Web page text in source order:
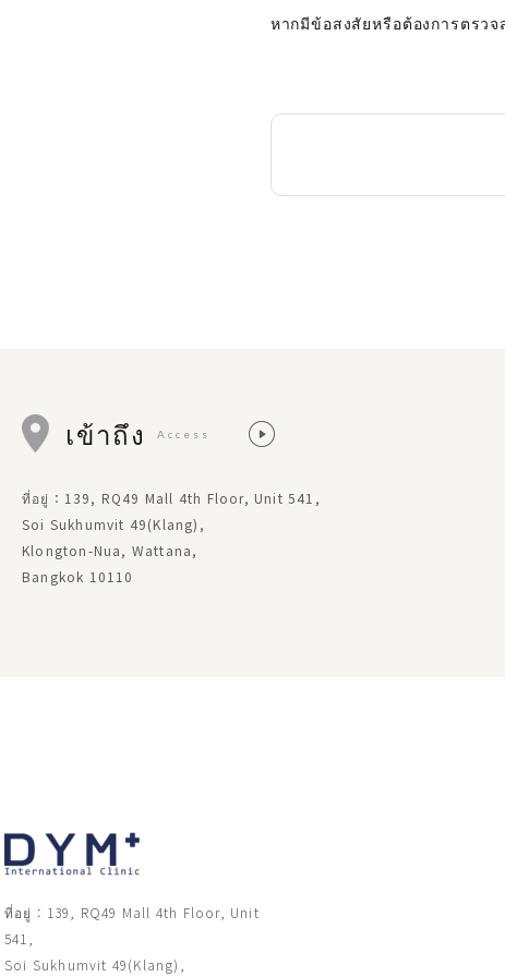
หากมีข้อสงสัยหรือต้องการตรว
เข้าถึง Access
ที่อยู่：139, RQ49 Mall 4th Floor, Unit 541,
Soi Sukhumvit 49(Klang),
Klongton-Nua, Wattana,
Bangkok 10110
ที่อยู่：139, RQ49 Mall 4th Floor, Unit
541,
Soi Sukhumvit 49(Klang),